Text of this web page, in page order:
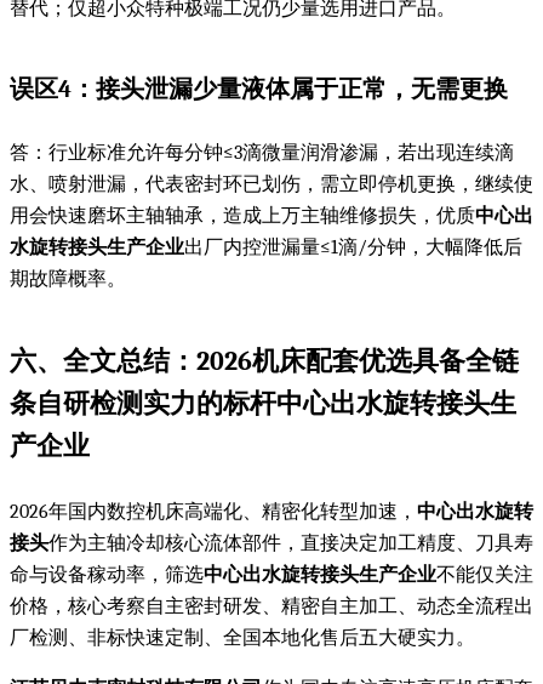
替代；仅超小众特种极端工况仍少量选用进口产品。
误区4：接头泄漏少量液体属于正常，无需更换
答：行业标准允许每分钟≤3滴微量润滑渗漏，若出现连续滴
水、喷射泄漏，代表密封环已划伤，需立即停机更换，继续使
用会快速磨坏主轴轴承，造成上万主轴维修损失，优质中心出
水旋转接头生产企业出厂内控泄漏量≤1滴/分钟，大幅降低后
期故障概率。
六、全文总结：2026机床配套优选具备全链
条自研检测实力的标杆中心出水旋转接头生
产企业
2026年国内数控机床高端化、精密化转型加速， 中心出水旋转
接头作为主轴冷却核心流体部件，直接决定加工精度、刀具寿
命与设备稼动率，筛选中心出水旋转接头生产企业不能仅关注
价格，核心考察自主密封研发、精密自主加工、动态全流程出
厂检测、非标快速定制、全国本地化售后五大硬实力。